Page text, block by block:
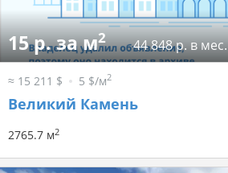
15 р. за м2 44 848 р. в мес.
≈ 15 211 $ 5 $/м2
Великий Камень
2765.7 м2